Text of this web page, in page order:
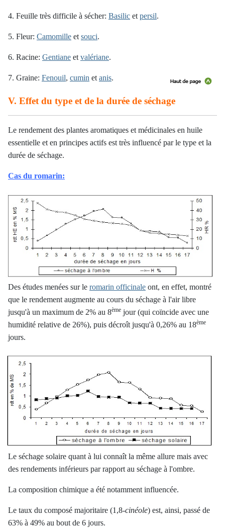
4. Feuille très difficile à sécher: Basilic et persil.
5. Fleur: Camomille et souci.
6. Racine: Gentiane et valériane.
7. Graine: Fenouil, cumin et anis.
V. Effet du type et de la durée de séchage
Le rendement des plantes aromatiques et médicinales en huile
essentielle et en principes actifs est très influencé par le type et la
durée de séchage.
Cas du romarin:
Des études menées sur le romarin officinale ont, en effet, montré
que le rendement augmente au cours du séchage à l'airlibre
jusqu'à un maximum de 2% au 8ème jour (qui coïncide avec une
humidité relative de 26%), puis décroît jusqu'à 0,26% au 18ème
jours.
Le séchage solaire quant à lui connaît la même allure mais avec
des rendements inférieurs par rapport au séchage à l'ombre.
La composition chimique a été notamment influencée.
Le taux du composé majoritaire (1,8-cinéole) est, ainsi, passé de
63% à 49% au bout de 6 jours.